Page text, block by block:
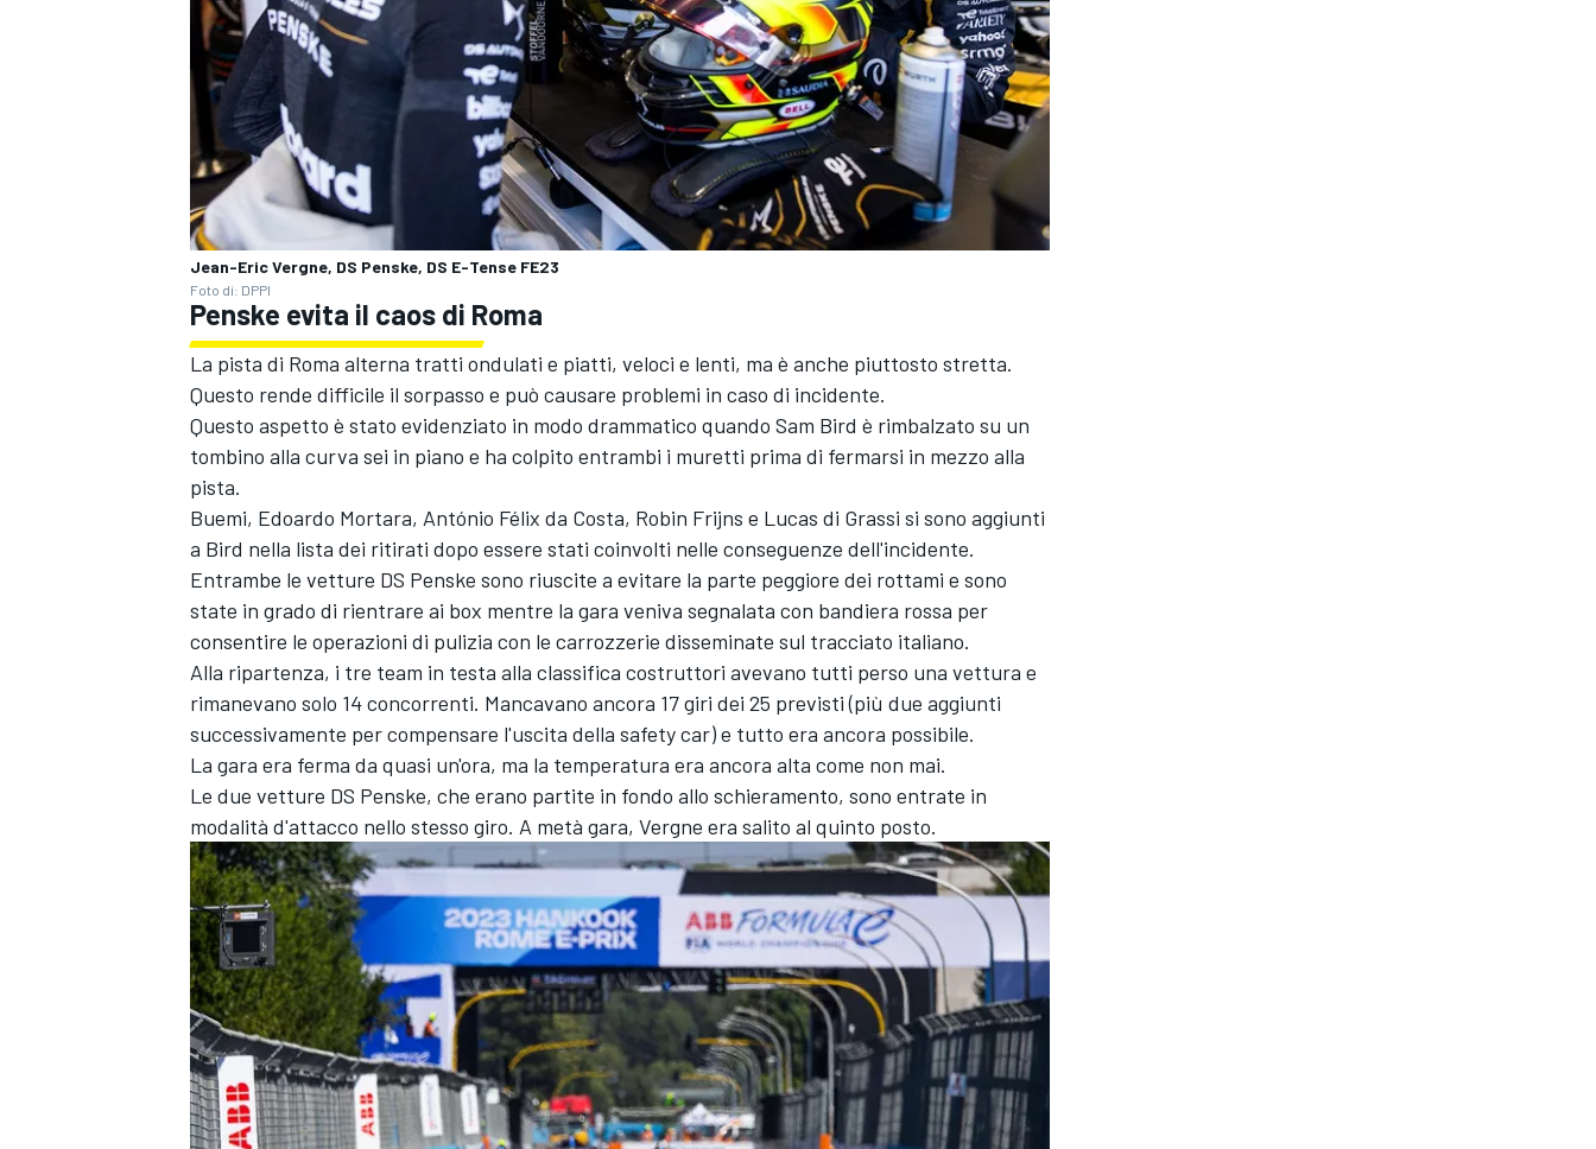
ENDURANCE/GT
MONOMARCA
Jean-Eric Vergne, DS Penske, DS E-Tense FE23
Foto di: DPPI
Penske evita il caos di Roma
La pista di Roma alterna tratti ondulati e piatti, veloci e lenti, ma è anche piuttosto stretta.
Questo rende difficile il sorpasso e può causare problemi in caso di incidente.
Questo aspetto è stato evidenziato in modo drammatico quando Sam Bird è rimbalzato su un
tombino alla curva sei in piano e ha colpito entrambi i muretti prima di fermarsi in mezzo alla
pista.
Buemi, Edoardo Mortara, António Félix da Costa, Robin Frijns e Lucas di Grassi si sono aggiunti
a Bird nella lista dei ritirati dopo essere stati coinvolti nelle conseguenze dell'incidente.
Entrambe le vetture DS Penske sono riuscite a evitare la parte peggiore dei rottami e sono
state in grado di rientrare ai box mentre la gara veniva segnalata con bandiera rossa per
consentire le operazioni di pulizia con le carrozzerie disseminate sul tracciato italiano.
Alla ripartenza, i tre team in testa alla classifica costruttori avevano tutti perso una vettura e
rimanevano solo 14 concorrenti. Mancavano ancora 17 giri dei 25 previsti (più due aggiunti
successivamente per compensare l'uscita della safety car) e tutto era ancora possibile.
La gara era ferma da quasi un'ora, ma la temperatura era ancora alta come non mai.
Le due vetture DS Penske, che erano partite in fondo allo schieramento, sono entrate in
modalità d'attacco nello stesso giro. A metà gara, Vergne era salito al quinto posto.